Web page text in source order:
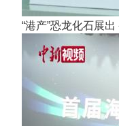
“港产”恐龙化石展